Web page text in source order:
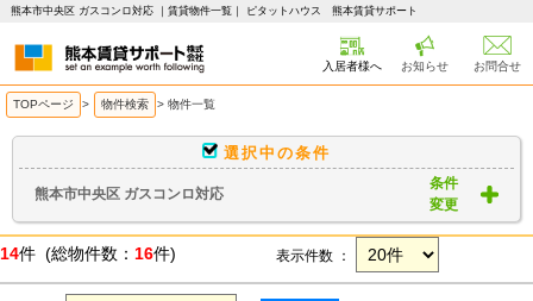
熊本市中央区 ガスコンロ対応 ｜賃貸物件一覧｜ ピタットハウス 熊本賃貸サポート
入居者様へ お知らせ お問合せ
TOPページ > 物件検索 > 物件一覧
選択中の条件
熊本市中央区 ガスコンロ対応
条件
変更
14件 (総物件数： 16件) 表示件数 ：